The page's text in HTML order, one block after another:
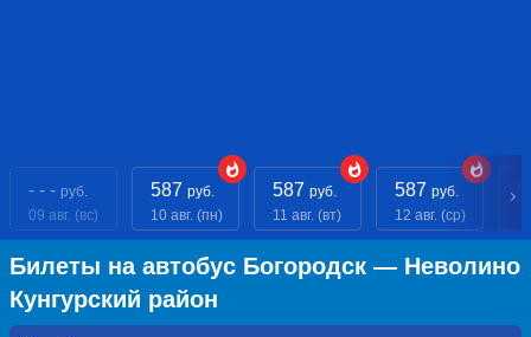
- - - руб.
09 авг. (вс)
587 руб.
10 авг. (пн)
587 руб.
11 авг. (вт)
587 руб.
12 авг. (ср)
Билеты на автобус Богородск — Неволино
Кунгурский район